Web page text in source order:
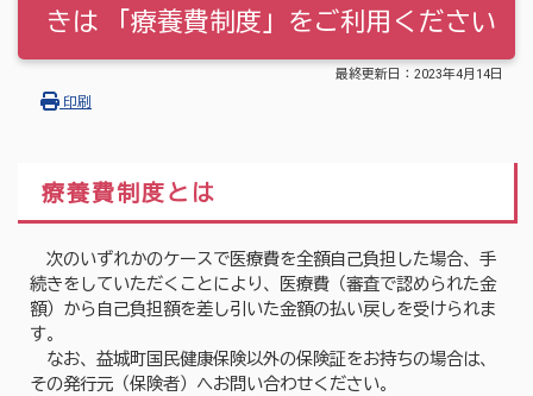
きは 「療養費制度」をご利用ください
最終更新日： 2023年4月14日
印刷
療養費制度とは
次のいずれかのケースで医療費を全額自己負担した場合、手
続きをしていただくことにより、医療費（審査で認められた金
額）から自己負担額を差し引いた金額の払い戻しを受けられま
す。
なお、益城町国民健康保険以外の保険証をお持ちの場合は、
その発行元（保険者）へお問い合わせください。